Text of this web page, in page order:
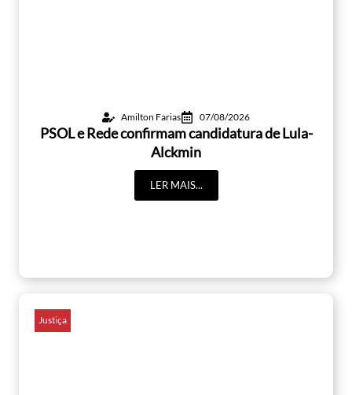
Amilton Farias 07/08/2026
PSOL e Rede confirmam candidatura de Lula-
Alckmin
LER MAIS...
Justiça